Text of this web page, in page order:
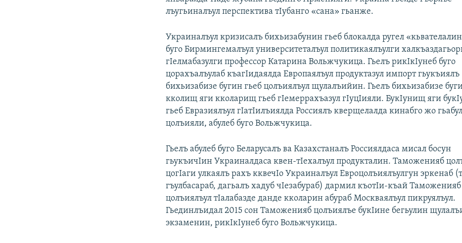
лъугьиналъул перспектива тIубанго «сана» гьанже.
Украиналъул кризисалъ бихьизабунин гьеб блокалда ругел
буго Бирмингемалъул университеталъул политикаялъулги
гIелмабазулги профессор Катарина Вольжчукица. Гьелъ рикIкIунеб буго
цорахъалъулаб къагIидаялда Европаялъул продуктазул импорт гьукъиялъ
бихьизабизе бугин гьеб цолъиялъул щулалъийин. Гьелъ бихьизабизе
кколищ яги кколарищ гьеб гIемеррахъазул гIуцIияли. БукIунищ яги
гьеб Евразиялъул гIатIилъиялда Россиялъ кверщелалда кинабго жо
цолъияли, абулеб буго Вольжчукица.
Гьелъ абулеб буго Беларусалъ ва Казахстаналъ Россиялдаса мисал босун
гьукъичIин Украиналдаса квен-тIехалъул продукталин. Таможенияб
цогIаги улкаялъ рахъ кквечIо Украиналъул Евроцолъиялъулгун эркенаб
гъулбасараб, дагьалъ хадуб чIезабураб) дармил къотIи-къай Таможенияб
цолъиялъул тIалабазде данде кколарин абураб Москваялъул пикруялъул.
Гьединлъидал 2015 сон Таможенияб цолъиялъе букIине бегьулин
экзаменин, рикIкIунеб буго Вольжчукица.